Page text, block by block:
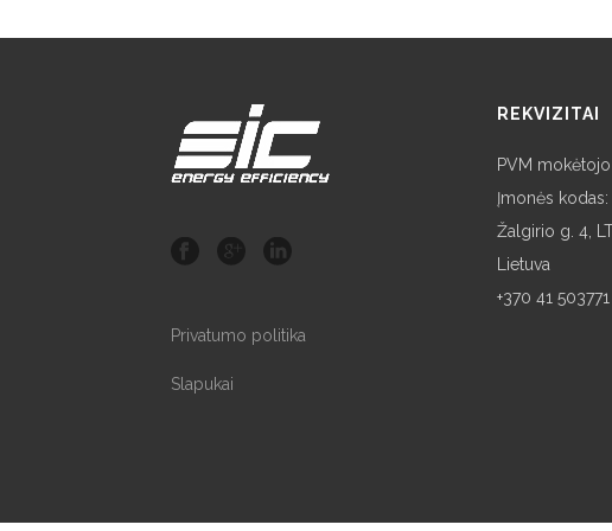
Privatumo politika
Slapukai
REKVIZITAI
PVM
Įmonės kodas:
Žalgirio g. 4,
Lietuva
+370 41 503771